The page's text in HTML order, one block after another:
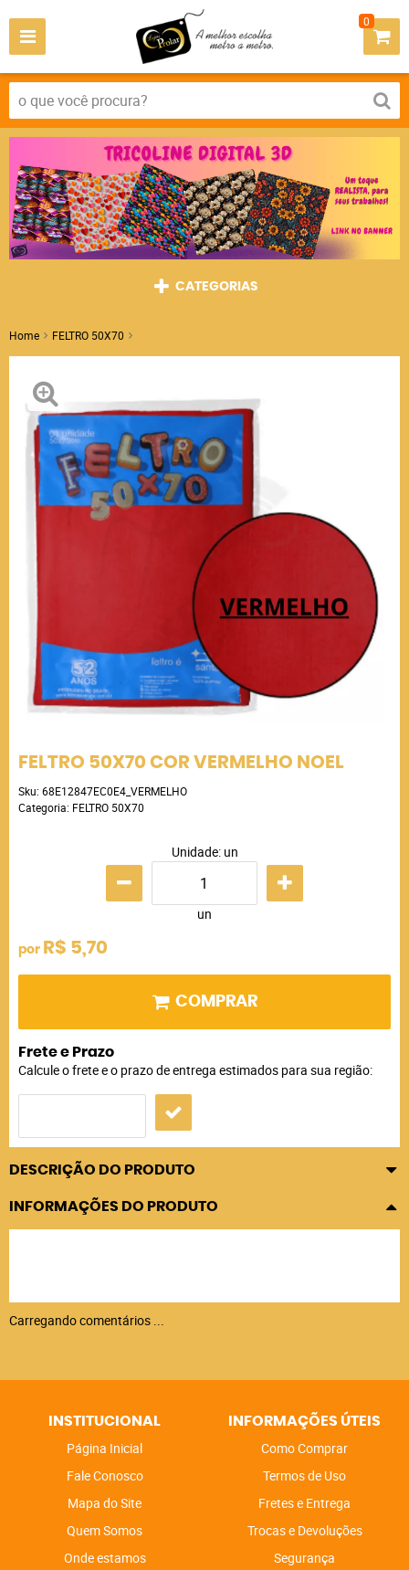
0
CATEGORIAS
Home FELTRO 50X70
FELTRO 50X70 COR VERMELHO NOEL
Sku: 68E12847EC0E4_VERMELHO
Categoria: FELTRO 50X70
Unidade: un
un
por R$ 5,70
COMPRAR
Frete e Prazo
Calcule o frete e o prazo de entrega estimados para sua região:
DESCRIÇÃO DO PRODUTO
INFORMAÇÕES DO PRODUTO
Carregando comentários ...
INSTITUCIONAL
Página Inicial
Fale Conosco
Mapa do Site
Quem Somos
Onde estamos
INFORMAÇÕES ÚTEIS
Como Comprar
Termos de Uso
Fretes e Entrega
Trocas e Devoluções
Segurança